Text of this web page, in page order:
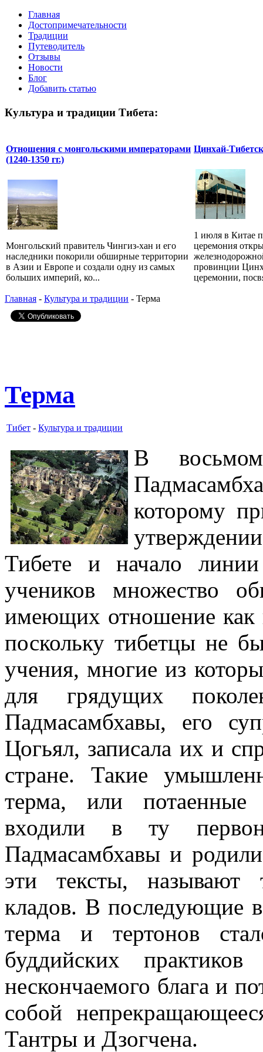
Главная
Достопримечательности
Традиции
Путеводитель
Отзывы
Новости
Блог
Добавить статью
Культура и традиции Тибета:
Отношения с монгольскими императорами
(1240-1350 гг.)
Монгольский правитель Чингиз-хан и его
наследники покорили обширные территории
в Азии и Европе и создали одну из самых
больших империй, ко...
Цинхай-
1 июля в Китае
церемония
провинции
церемонии,
Главная - Культура и традиции - Терма
Терма
Тибет - Культура и традиции
В
которому
Тибете и начало
учеников множество
имеющих отношение как
поскольку тибетцы не
учения, многие из
для грядущих
Падмасамбхавы, его
Цогьял, записала их и
стране. Такие
терма, или
входили в ту
Падмасамбхавы и
эти тексты, называют
кладов. В последующие
терма и тертонов
буддийских
нескончаемого блага и
собой
Тантры и Дзогчена.